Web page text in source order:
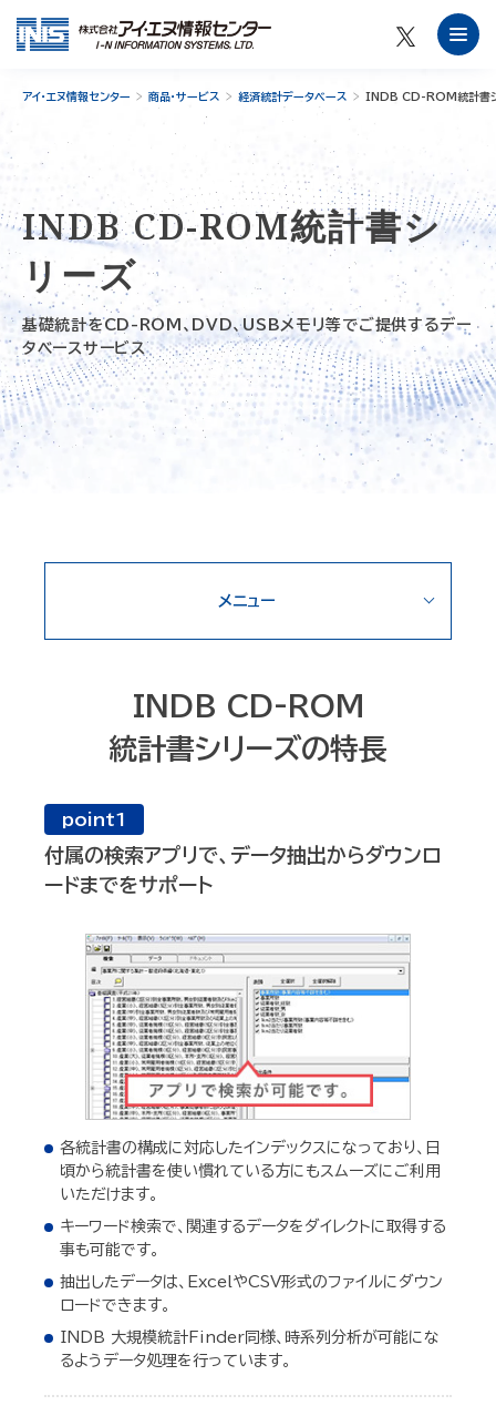
アイ・エヌ情報センター 商品・サービス 経済統計データベース INDB CD-ROM統計書
INDB CD-ROM統計書シ
リーズ
基礎統計をCD-ROM、DVD、USBメモリ等でご提供するデー
タベースサービス
メニュー
INDB CD-ROM
統計書シリーズの特長
point1
付属の検索アプリで、データ抽出からダウンロ
ードまでをサポート
各統計書の構成に対応したインデックスになっており、日
頃から統計書を使い慣れている方にもスムーズにご利用
いただけます。
キーワード検索で、関連するデータをダイレクトに取得する
事も可能です。
抽出したデータは、ExcelやCSV形式のファイルにダウン
ロードできます。
INDB 大規模統計Finder同様、時系列分析が可能にな
るようデータ処理を行っています。